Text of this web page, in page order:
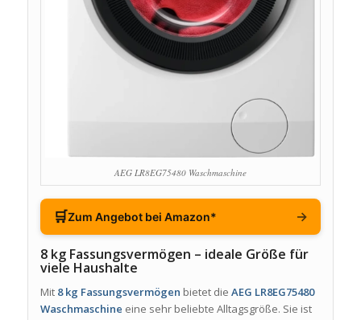
AEG LR8EG75480 Waschmaschine
🛒Zum Angebot bei Amazon* →
8 kg Fassungsvermögen – ideale Größe für
viele Haushalte
Mit 8 kg Fassungsvermögen bietet die AEG LR8EG75480
Waschmaschine eine sehr beliebte Alltagsgröße. Sie ist